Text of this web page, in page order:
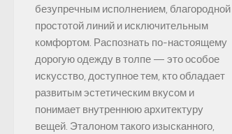
безупречным исполнением, благородной
простотой линий и исключительным
комфортом. Распознать по-настоящему
дорогую одежду в толпе — это особое
искусство, доступное тем, кто обладает
развитым эстетическим вкусом и
понимает внутреннюю архитектуру
вещей. Эталоном такого изысканного,